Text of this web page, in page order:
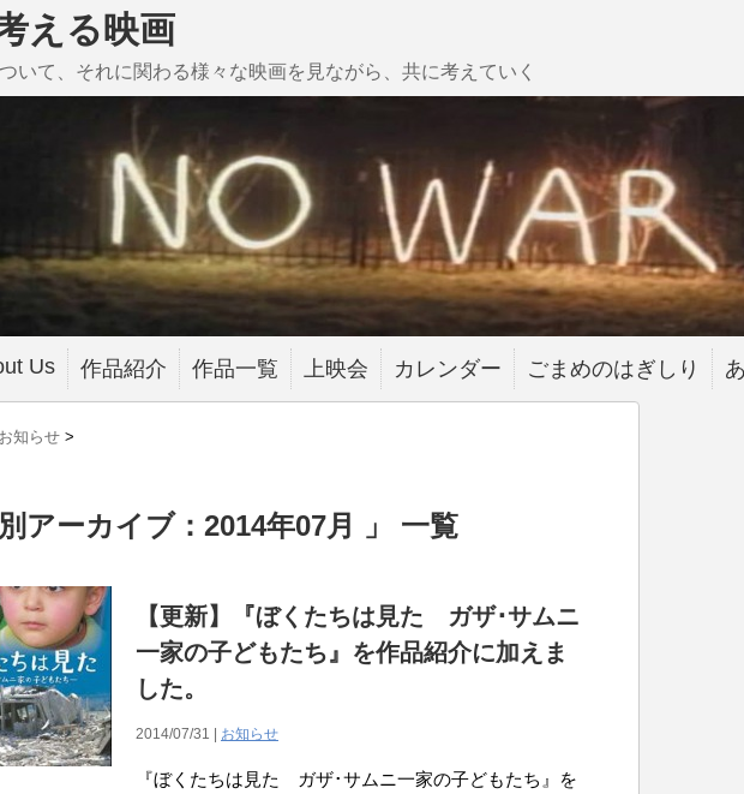
える映画
いて、それに関わる様々な映画を見ながら、共に考えていく
Us 作品紹介 作品一覧 上映会 カレンダー ごまめのはぎしり
お知らせ >
別アーカイブ：2014年07月 」 一覧
【更新】『ぼくたちは見た ガザ･サムニ
一家の子どもたち』を作品紹介に加えま
した。
2014/07/31 | お知らせ
『ぼくたちは見た ガザ･サムニ一家の子どもたち』を